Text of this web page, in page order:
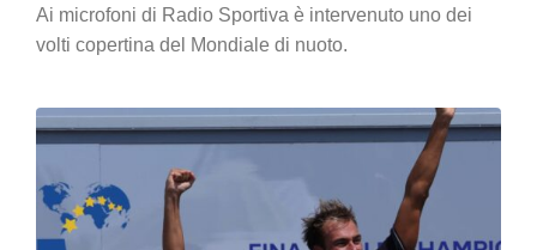
Ai microfoni di Radio Sportiva è intervenuto uno dei
volti copertina del Mondiale di nuoto.